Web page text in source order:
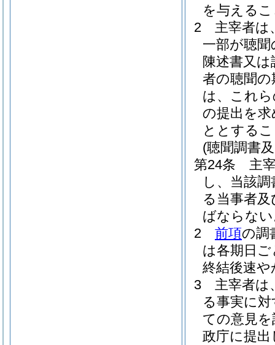
を与える
2
主宰者は
一部が聴
陳述書又
者の聴聞
は、これ
の提出を
ととする
(聴聞調書
第24条
主
し、当該
る当事者
ばならな
2
前項の調
は各期日
終結後速
3
主宰者は
る事実に
ての意見
政庁に提